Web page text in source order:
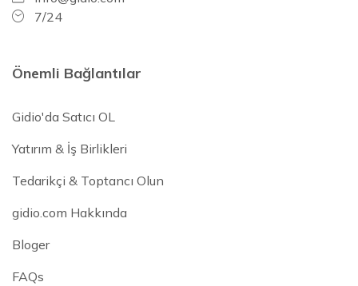
7/24
Önemli Bağlantılar
Gidio'da Satıcı OL
Yatırım & İş Birlikleri
Tedarikçi & Toptancı Olun
gidio.com Hakkında
Bloger
FAQs